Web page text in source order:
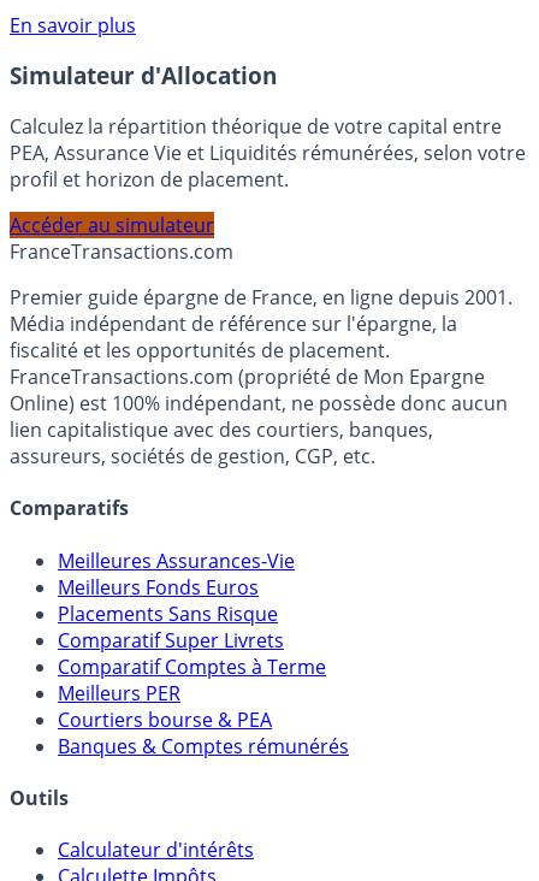
Voir conditions sur la page dédiée à cette offre.
En savoir plus
Simulateur d'Allocation
Calculez la répartition théorique de votre capital entre
PEA, Assurance Vie et Liquidités rémunérées, selon votre
profil et horizon de placement.
Accéder au simulateur
FranceTransactions.com
Premier guide épargne de France, en ligne depuis 2001.
Média indépendant de référence sur l'épargne, la
fiscalité et les opportunités de placement.
FranceTransactions.com (propriété de Mon Epargne
Online) est 100% indépendant, ne possède donc aucun
lien capitalistique avec des courtiers, banques,
Meilleures Assurances-Vie
Meilleurs Fonds Euros
Placements Sans Risque
Comparatif Super Livrets
Comparatif Comptes à Terme
Meilleurs PER
Courtiers bourse & PEA